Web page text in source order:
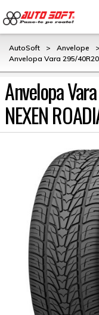
AutoSoft > Anvelope >
Anvelopa Vara 295/
Anvelopa
NEXEN